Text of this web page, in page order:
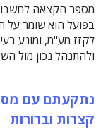
מספר הקצאה
בפועל הוא שומר על
לקזז מע"מ, ומונע
ולהתנהל נכון מול
נתקעתם עם
קצרות וברורות